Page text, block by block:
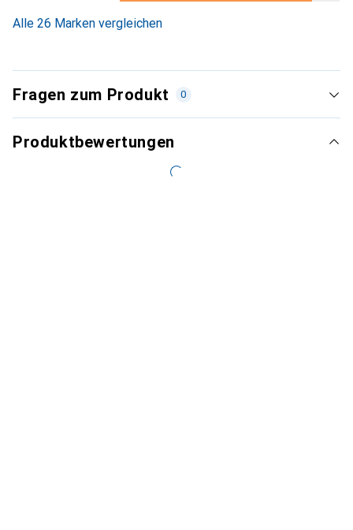
Alle 26 Marken vergleichen
Fragen zum Produkt 0
Produktbewertungen